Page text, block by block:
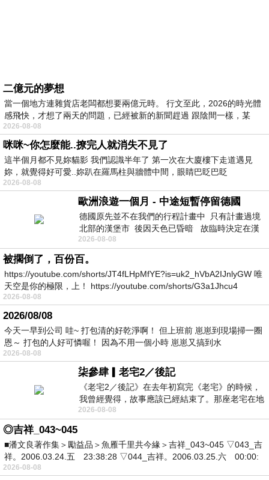
二億元的夢想
當一個地方連雜貨店老闆都想要兩億元時。 行文至此，2026的時光體
感飛快，才想了兩天的問題，已經被新的新聞趕過 跟陰間一樣，某
2026-08-08
咪咪~你怎麼能..撩完人就消失不見了
這半個月都不見妳貓影 我們認識半年了 第一次在大廈樓下走道遇見
妳，就覺得好可愛..妳趴在羅馬柱與牆體中間，眼睛巴眨巴眨
2026-08-08
歐洲浪遊一個月 - 中途短暫停留德國
德國原先並不在我們的行程計畫中 只有計畫過境
北部的漢堡市 後因天色已昏暗 故臨時決定在漢
堡市吃晚餐和過夜
2026-08-08
被擱倒了，百份百。
https://youtube.com/shorts/JT4fLHpMfYE?is=uk2_hVbA2IJnlyGW 唯
天空是你的極限，上！ https://youtube.com/shorts/G3a1Jhcu4
2026-08-08
2026/08/08
今天一早到公司 哇~ 打包清的好乾淨啊！ 但上班前 崽崽到現場掃一圈
恩～ 打包的人好可憐喔！ 因為不用一個小時 崽崽又搞到水
2026-08-08
柒參肆▎老宅2／後記
《老宅2／後記》在去年初寫完《老宅》的時候，
我曾經覺得，故事應該已經結束了。那座老宅在地
震中倒塌，七個人終於離開那片黑暗，
2026-08-08
◎吉祥_043~045
■潘文良著作集＞勵益品＞魚雁千里共今緣＞吉祥_043~045 ▽043_吉
祥。2006.03.24.五 23:38:28 ▽044_吉祥。2006.03.25.六 00:00:
2026-08-08